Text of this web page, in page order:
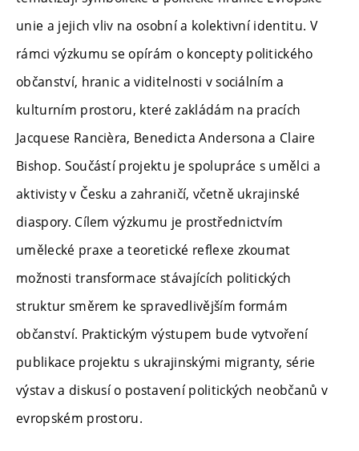
unie a jejich vliv na osobní a kolektivní identitu. V
rámci výzkumu se opírám o koncepty politického
občanství, hranic a viditelnosti v sociálním a
kulturním prostoru, které zakládám na pracích
Jacquese Rancièra, Benedicta Andersona a Claire
Bishop. Součástí projektu je spolupráce s umělci a
aktivisty v Česku a zahraničí, včetně ukrajinské
diaspory. Cílem výzkumu je prostřednictvím
umělecké praxe a teoretické reflexe zkoumat
možnosti transformace stávajících politických
struktur směrem ke spravedlivějším formám
občanství. Praktickým výstupem bude vytvoření
publikace projektu s ukrajinskými migranty, série
výstav a diskusí o postavení politických neobčanů v
evropském prostoru.